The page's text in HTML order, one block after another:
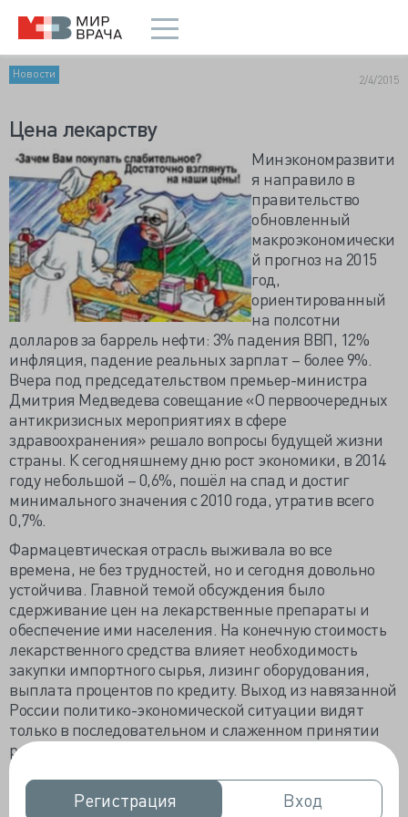
Регистрация
Регистрация Вход
Вход
Новости 2/4/2015
Цена лекарству
Минэкономразвити
я направило в
правительство
обновленный
макроэкономически
й прогноз на 2015
год,
ориентированный
на полсотни
долларов за баррель нефти: 3% падения ВВП, 12%
инфляция, падение реальных зарплат – более 9%.
Вчера под председательством премьер-министра
Дмитрия Медведева совещание «О первоочередных
антикризисных мероприятиях в сфере
здравоохранения» решало вопросы будущей жизни
страны. К сегодняшнему дню рост экономики, в 2014
году небольшой – 0,6%, пошёл на спад и достиг
минимального значения с 2010 года, утратив всего
0,7%.
Фармацевтическая отрасль выживала во все
времена, не без трудностей, но и сегодня довольно
устойчива. Главной темой обсуждения было
сдерживание цен на лекарственные препараты и
обеспечение ими населения. На конечную стоимость
лекарственного средства влияет необходимость
закупки импортного сырья, лизинг оборудования,
выплата процентов по кредиту. Выход из навязанной
России политико-экономической ситуации видят
только в последовательном и слаженном принятии
решений, поддерживающих развитие
отечественного производителя.
Премьер-министр предполагает 20% рост стоимости